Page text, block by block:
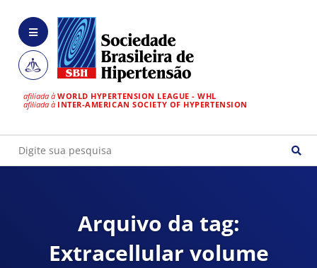
afiliada à WORLD HYPERTENSION LEAGUE - WHL
afiliada à INTER-AMERICAN SOCIETY OF HYPERTENSION
Arquivo da tag:
Extracellular volume